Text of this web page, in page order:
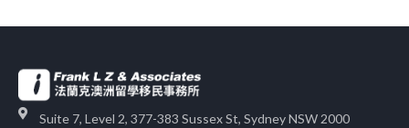
Suite 7, Level 2, 377-383 Sussex St, Sydney NSW 2000